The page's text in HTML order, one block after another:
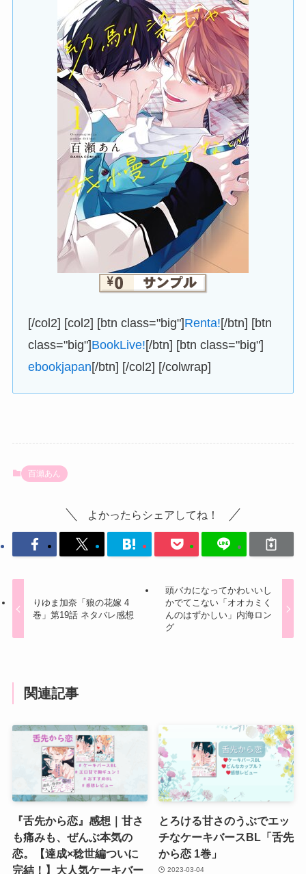
[/col2] [col2] [btn class="big"]Renta![/btn] [btn
class="big"]BookLive![/btn] [btn class="big"]
ebookjapan[/btn] [/col2] [/colwrap]
百瀬あん
よかったらシェアしてね！
りゆま加奈「狼の花嫁 4
巻」第19話 ネタバレ感想
頭バカになってかわいいし
かでてこない「オオカミく
んのはずかしい」内海ロン
グ
関連記事
『舌先から恋』感想｜甘さ
も痛みも、ぜんぶ本気の
恋。【達成×稔世編ついに
完結！】大人気ケーキバー
とろける甘さのうぶでエッ
チなケーキバースBL「舌先
から恋 1巻」
2023-03-04